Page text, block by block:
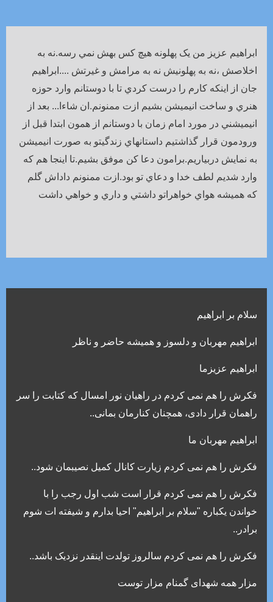
ابراهيم عزيز من يک پهلونه هيچ کس بهش نمي رسه.نه به
اخلاصش ،نه به پهلونيش نه به مرامش و غيرتش ....ابراهيم
جان از اينکه کارم را درست کردي تا با دوستانم وارد حوزه
هنري و ساخت انيميشن بشيم ازت ممنونم.ان شاءا... بعد از
انيميشني در مورد امام زمان با دوستانم از همون ابتدا قبل از
ورودمون قرار گذاشتيم داستانهاي زندگيتو به صورت انيميشن
به نمايش دربياريم.برامون دعا کن موفق بشيم.تا اينجا هم که
وارد شديم لطف خدا و دعاي تو بود.ازت ممنونم داداش گلم
که هميشه هواي خواهراتو داشتي و داري و خواهي داشت
سلام بر ابراهیم
ابراهیم مهربان و دلسوز و همیشه حاضر و ناظر
ابراهیم عزیزما
فکرش را هم نمی کردم در راهیان نور امسال که کتابت را سر
راهمان قرار دادی، همچنان کنارمان بمانی..
ابراهیم مهربان ما
فکرش را هم نمی کردم زیارت کانال کمیل نصیبمان شود..
فکرش را هم نمی کردم قرار است شب اول رجب را با
خواندن یکباره "سلام بر ابراهیم" احیا بدارم و شیفته ات شوم
برادر..
فکرش را هم نمی کردم سالروز تولدت اینقدر نزدیک باشد..
مزار همه شهدای گمنام مزار توست